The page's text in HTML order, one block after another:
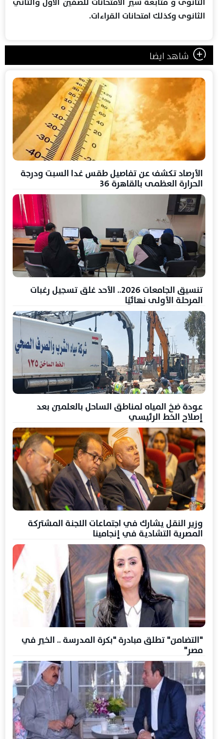
الثانوى وكذلك امتحانات القراءات.
شاهد ايضا
الأرصاد تكشف عن تفاصيل طقس غدا السبت ودرجة
الحرارة العظمى بالقاهرة 36
تنسيق الجامعات 2026.. الأحد غلق تسجيل رغبات
المرحلة الأولى نهائيًا
عودة ضخ المياه لمناطق الساحل بالعلمين بعد
إصلاح الخط الرئيسي
وزير النقل يشارك في اجتماعات اللجنة المشتركة
المصرية التشادية في إنجامينا
"التضامن" تطلق مبادرة "بكرة المدرسة .. الخير في
مصر"